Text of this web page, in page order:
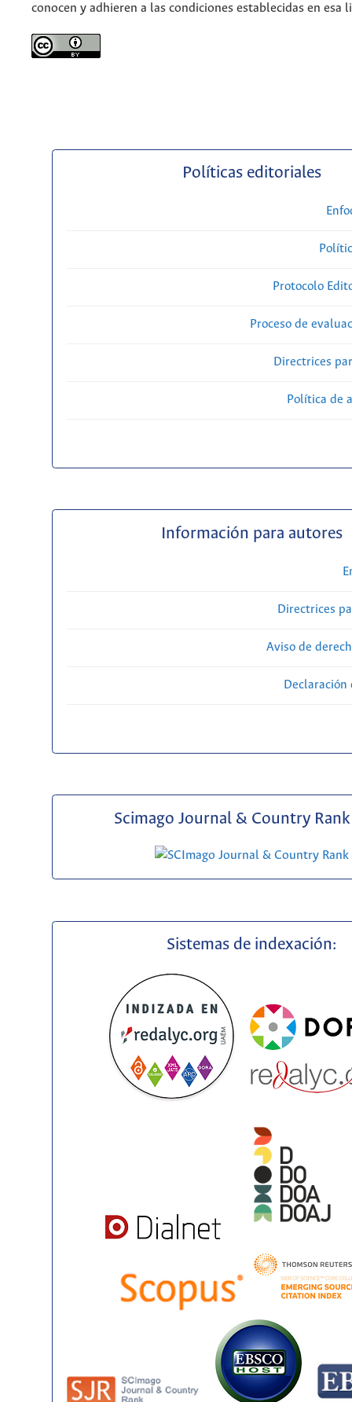
conocen y adhieren a las condiciones establecidas en esa
Políticas editoriales
Protocolo
Proceso de
Directrices
Política de
Información para autores
Directrices
Aviso de
Scimago Journal & Country Rank
Sistemas de indexación: